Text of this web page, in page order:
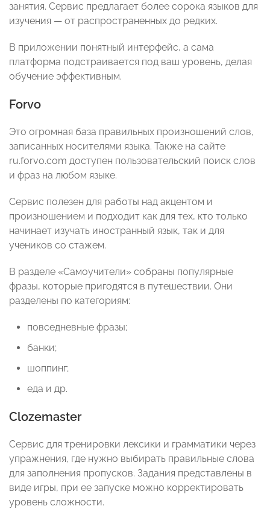
занятия. Сервис предлагает более сорока языков для
изучения — от распространенных до редких.
В приложении понятный интерфейс, а сама
платформа подстраивается под ваш уровень, делая
обучение эффективным.
Forvo
Это огромная база правильных произношений слов,
записанных носителями языка. Также на сайте
ru.forvo.com доступен пользовательский поиск слов
и фраз на любом языке.
Сервис полезен для работы над акцентом и
произношением и подходит как для тех, кто только
начинает изучать иностранный язык, так и для
учеников со стажем.
В разделе «Самоучители» собраны популярные
фразы, которые пригодятся в путешествии. Они
разделены по категориям:
повседневные фразы;
банки;
шоппинг;
еда и др.
Clozemaster
Сервис для тренировки лексики и грамматики через
упражнения, где нужно выбирать правильные слова
для заполнения пропусков. Задания представлены в
виде игры, при ее запуске можно корректировать
уровень сложности.